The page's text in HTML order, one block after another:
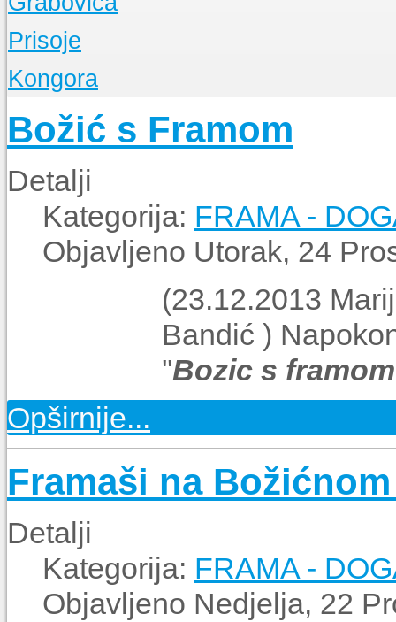
Događanja
O Župi
Događanja
Prisoje
Događanja
Kongora
Događanja
Božić s Framom
Detalji
Kategorija: FRAMA -
Objavljeno Utorak, 24
(23.12.2013
Bandić )
''Bozic s
Opširnije...
Framaši na
Detalji
Kategorija: FRAMA -
Objavljeno Nedjelja, 22